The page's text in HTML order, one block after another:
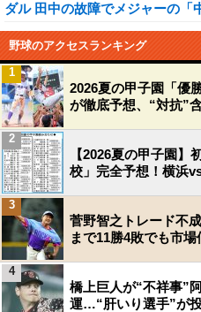
ダル 田中の故障でメジャーの「
野球のアクセスランキング
2026夏の甲子園「優
が徹底予想、“対抗”
1
【2026夏の甲子園】
校」完全予想！横浜
2
菅野智之トレード不
まで11勝4敗でも市
3
橋上巨人が“不祥事”
運…“肝いり選手”が
4